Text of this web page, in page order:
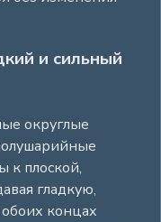
и сильный
округлые
к плоской,
гладкую,
концах